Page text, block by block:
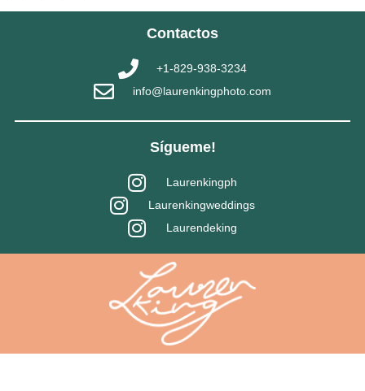
Contactos
+1-829-938-3234
info@laurenkingphoto.com
Sígueme!
Laurenkingph
Laurenkingweddings
Laurendeking